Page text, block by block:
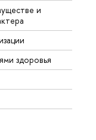
и
здоровья